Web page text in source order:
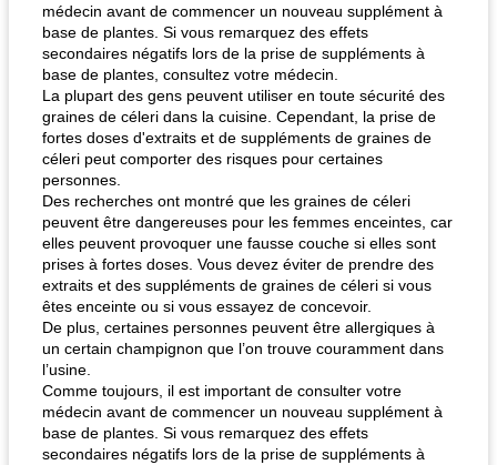
médecin avant de commencer un nouveau supplément à
base de plantes. Si vous remarquez des effets
secondaires négatifs lors de la prise de suppléments à
base de plantes, consultez votre médecin.
La plupart des gens peuvent utiliser en toute sécurité des
graines de céleri dans la cuisine. Cependant, la prise de
fortes doses d'extraits et de suppléments de graines de
céleri peut comporter des risques pour certaines
personnes.
Des recherches ont montré que les graines de céleri
peuvent être dangereuses pour les femmes enceintes, car
elles peuvent provoquer une fausse couche si elles sont
prises à fortes doses. Vous devez éviter de prendre des
extraits et des suppléments de graines de céleri si vous
êtes enceinte ou si vous essayez de concevoir.
De plus, certaines personnes peuvent être allergiques à
un certain champignon que l’on trouve couramment dans
l’usine.
Comme toujours, il est important de consulter votre
médecin avant de commencer un nouveau supplément à
base de plantes. Si vous remarquez des effets
secondaires négatifs lors de la prise de suppléments à